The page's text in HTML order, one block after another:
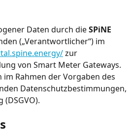
Daten durch die SPiNE
(„Verantwortlicher“) im
zur
von Smart Meter Gateways.
Rahmen der Vorgaben des
Datenschutzbestimmungen,